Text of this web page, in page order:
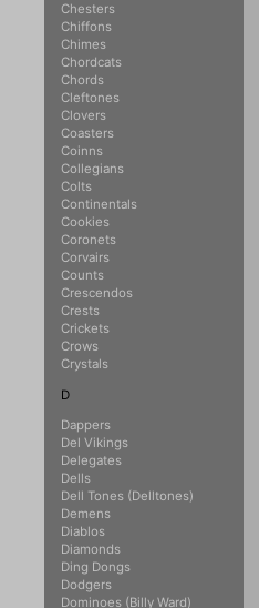
Chesters
Chiffons
Chimes
Chordcats
Chords
Cleftones
Clovers
Coasters
Coinns
Collegians
Colts
Continentals
Cookies
Coronets
Corvairs
Counts
Crescendos
Crests
Crickets
Crows
Crystals
D
Dappers
Del Vikings
Delegates
Dells
Dell Tones (Delltones)
Demens
Diablos
Diamonds
Ding Dongs
Dodgers
Dominoes (Billy Ward)